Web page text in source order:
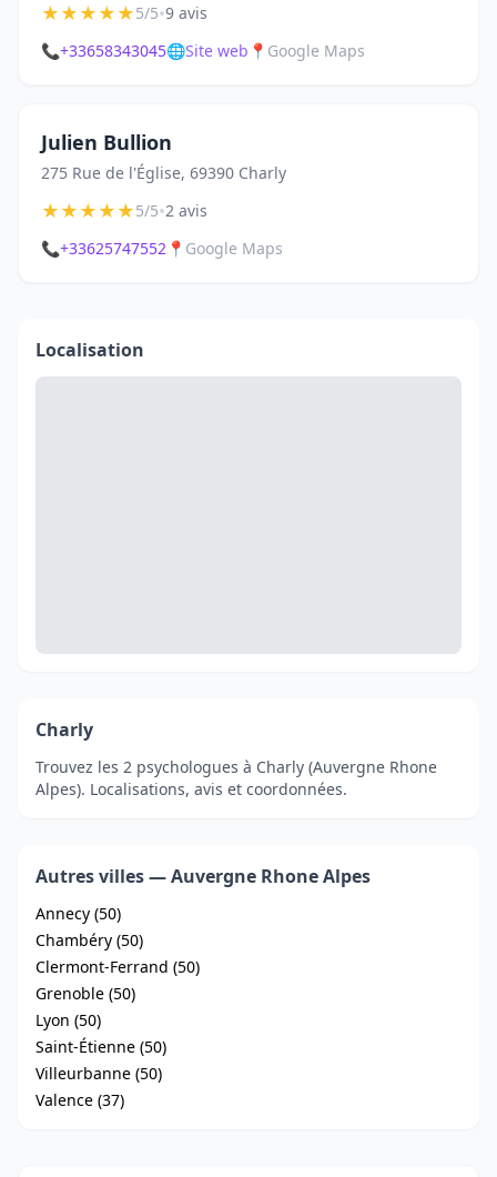
★★★★★5/5•9 avis
📞+33658343045🌐Site web 📍 Google Maps
Julien Bullion
275 Rue de l'Église, 69390 Charly
★★★★★5/5•2 avis
📞+33625747552 📍 Google Maps
Localisation
Charly
Trouvez les 2 psychologues à Charly (Auvergne Rhone
Alpes). Localisations, avis et coordonnées.
Autres villes — Auvergne Rhone Alpes
Annecy (50)
Chambéry (50)
Clermont-Ferrand (50)
Grenoble (50)
Lyon (50)
Saint-Étienne (50)
Villeurbanne (50)
Valence (37)